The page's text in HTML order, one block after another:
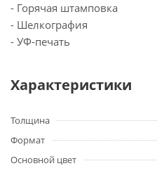
- Горячая штамповка
- Шелкография
- УФ-печать
Характеристики
Толщина
Формат
Основной цвет